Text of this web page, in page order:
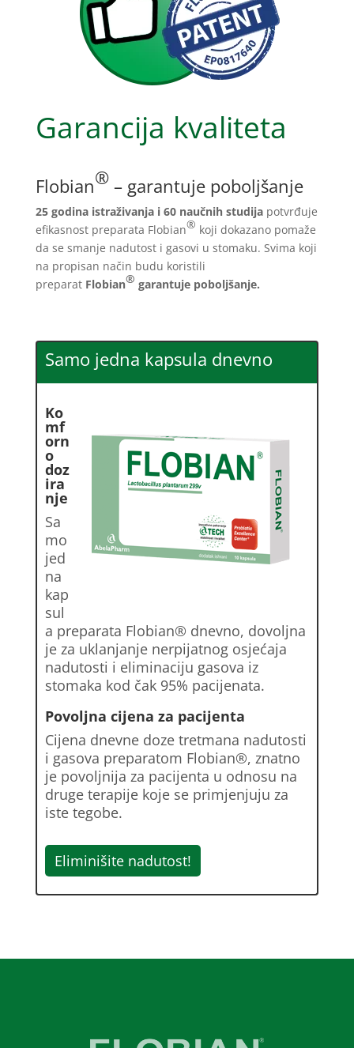
Garancija kvaliteta
Flobian®– garantuje poboljšanje
25 godina istraživanja i 60 naučnih studijapotvrđuje
efikasnost preparata Flobian® koji dokazano pomaže
da se smanje nadutost i gasovi u stomaku. Svima koji
na propisan način budu koristili
preparat Flobian® garantuje poboljšanje.
Samo jedna kapsula dnevno
Ko
mf
orn
o
doz
ira
nje
Sa
mo
jed
na
kap
sul
a preparata Flobian® dnevno, dovoljna
je za uklanjanje nerpijatnog osjećaja
nadutosti i eliminaciju gasova iz
stomaka kod čak 95% pacijenata.
Povoljna cijena za pacijenta
Cijena dnevne doze tretmana nadutosti
i gasova preparatom Flobian®, znatno
je povoljnija za pacijenta u odnosu na
druge terapije koje se primjenjuju za
iste tegobe.
Eliminišite nadutost!